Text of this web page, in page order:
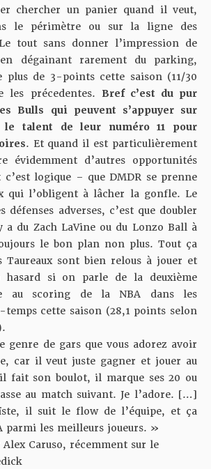
chercher un panier quand il veut,
le périmètre ou sur la ligne des
tout sans donner l’impression de
dégainant rarement du parking,
plus de 3-points cette saison (11/30
les précedentes. Bref c’est du pur
Bulls qui peuvent s’appuyer sur
le talent de leur numéro 11 pour
. Et quand il est particulièrement
évidemment d’autres opportunités
logique – que DMDR se prenne
qui l’obligent à lâcher la gonfle. Le
défenses adverses, c’est que doubler
a du Zach LaVine ou du Lonzo Ball à
le bon plan non plus. Tout ça
Taureaux sont bien relous à jouer et
hasard si on parle de la deuxième
au scoring de la NBA dans les
temps cette saison (28,1 points selon
genre de gars que vous adorez avoir
car il veut juste gagner et jouer au
fait son boulot, il marque ses 20 ou
au match suivant. Je l’adore. […]
il suit le flow de l’équipe, et ça
parmi les meilleurs joueurs. »
Caruso, récemment sur le